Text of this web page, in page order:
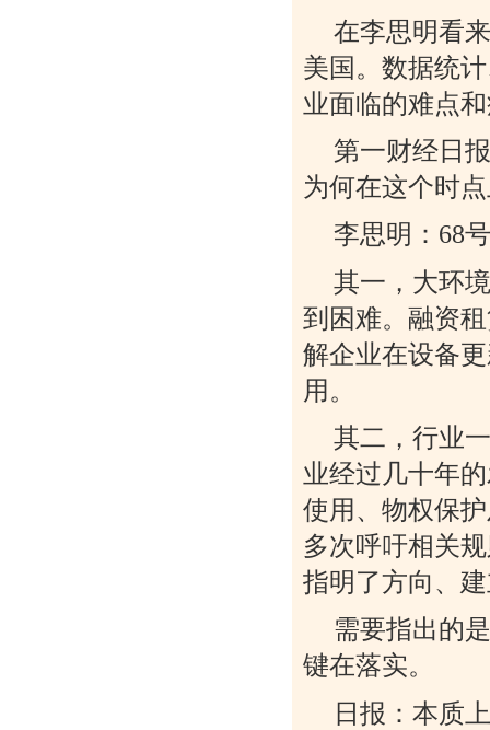
在李思明看
美国。数据统
业面临的难点
第一财经日
为何在这个时
李思明：68
其一，大环
到困难。融资
解企业在设备
用。
其二，行业
业经过几十年
使用、物权保
多次呼吁相关
指明了方向、
需要指出的
键在落实。
日报：本质